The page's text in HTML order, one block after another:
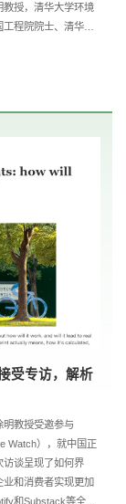
教授，清华大学环境
程院院士、清华大
受专访，解析
教授受邀参与
Watch），就中国正
访谈呈现了如何界
和消费者实现更加
和Substack等全球